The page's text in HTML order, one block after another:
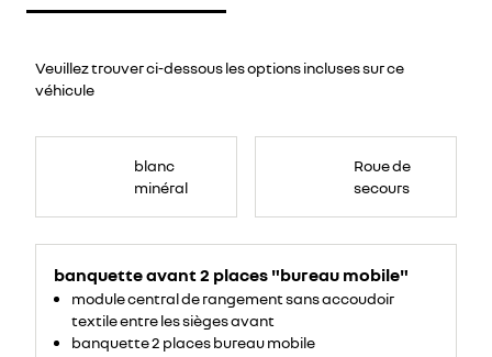
Veuillez trouver ci-dessous les options incluses sur ce
véhicule
blanc
minéral
banquette avant 2 places "bureau mobile"
module central de rangement sans accoudoir
textile entre les sièges avant
banquette 2 places bureau mobile
Roue de
secours